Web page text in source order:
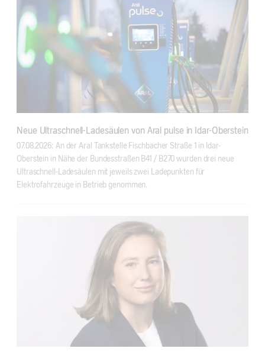
Neue Ultraschnell-Ladesäulen von Aral pulse in Idar-Oberstein
07.08.2026: An der Aral Tankstelle Fischbacher Straße 1 in Idar-
Oberstein in Nähe der Bundesstraßen B41 / B270 wurden drei neue
Ultraschnell-Ladesäulen mit jeweils zwei Ladepunkten für
Elektrofahrzeuge in Betrieb genommen.